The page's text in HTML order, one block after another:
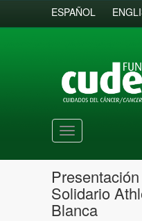
ESPAÑOL
Toggle
navigation
Solidario
Blanca